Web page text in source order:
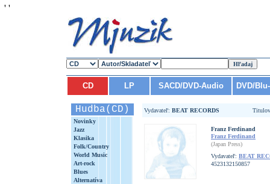
' '
CD LP SACD/DVD-Audio DVD/
Hudba(CD)
Novinky
Jazz
Klasika
Folk/Country
World Music
Art-rock
Blues
Alternatíva
Vydavateľ: BEAT RECORDS
Franz Ferdinand
Franz Ferdinand
(Japan Press)
Vydavateľ: BEAT
4523132150857